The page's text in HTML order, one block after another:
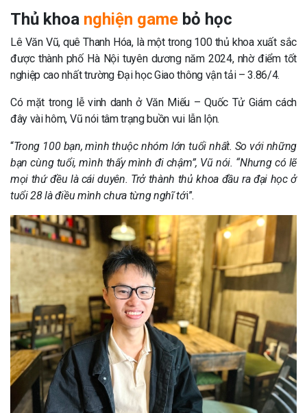
Thủ khoa nghiện game bỏ học
Lê Văn Vũ, quê Thanh Hóa, là một trong 100 thủ khoa xuất sắc
được thành phố Hà Nội tuyên dương năm 2024, nhờ điểm tốt
nghiệp cao nhất trường Đại học Giao thông vận tải – 3.86/4.
Có mặt trong lễ vinh danh ở Văn Miếu – Quốc Tử Giám cách
đây vài hôm, Vũ nói tâm trạng buồn vui lẫn lộn.
“Trong 100 bạn, mình thuộc nhóm lớn tuổi nhất. So với những
bạn cùng tuổi, mình thấy mình đi chậm”, Vũ nói. “Nhưng có lẽ
mọi thứ đều là cái duyên. Trở thành thủ khoa đầu ra đại học ở
tuổi 28 là điều mình chưa từng nghĩ tới”.